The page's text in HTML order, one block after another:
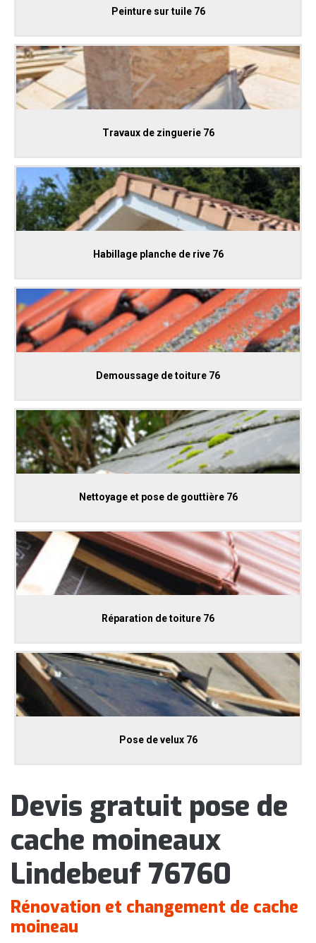
Peinture sur tuile 76
Travaux de zinguerie 76
Habillage planche de rive 76
Demoussage de toiture 76
Nettoyage et pose de gouttière 76
Réparation de toiture 76
Pose de velux 76
Devis gratuit pose de
cache moineaux
Lindebeuf 76760
Rénovation et changement de cache
moineau